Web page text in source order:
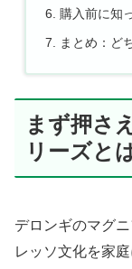
購入前に知
まとめ：ど
まず押さ
リーズと
デロンギのマグ
レッソ文化を家